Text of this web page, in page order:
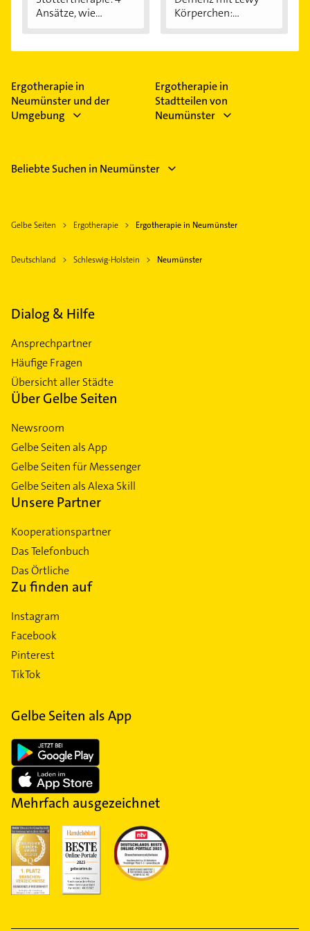
Ansätze, wie...
Körperchen:
Ergotherapie in
Neumünster und der
Umgebung
Ergotherapie in
Stadtteilen von
Neumünster
Beliebte Suchen in Neumünster
Gelbe Seiten Ergotherapie Ergotherapie in Neumünster
Deutschland Schleswig-Holstein Neumünster
Dialog & Hilfe
Ansprechpartner
Häufige Fragen
Übersicht aller Städte
Über Gelbe Seiten
Newsroom
Gelbe Seiten als App
Gelbe Seiten für Messenger
Gelbe Seiten als Alexa Skill
Unsere Partner
Kooperationspartner
Das Telefonbuch
Das Örtliche
Zu finden auf
Instagram
Facebook
Pinterest
TikTok
Gelbe Seiten als App
Mehrfach ausgezeichnet